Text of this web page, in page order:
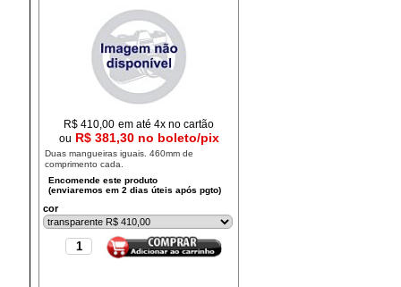
R$410,00 em até 4x no cartão
ou R$ 381,30 no boleto/pix
Duas mangueiras iguais. 460mm de
comprimento cada.
cor